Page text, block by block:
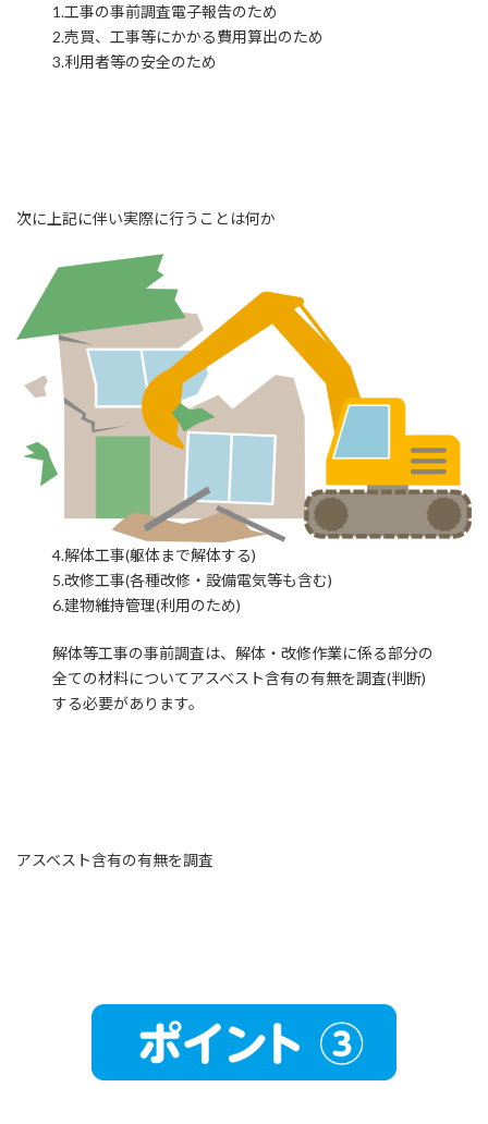
1.工事の事前調査電子報告のため
2.売買、工事等にかかる費用算出のため
3.利用者等の安全のため
次に上記に伴い実際に行うことは何か
4.解体工事(躯体まで解体する)
5.改修工事(各種改修・設備電気等も含む)
6.建物維持管理(利用のため)
解体等工事の事前調査は、解体・改修作業に係る部分の
全ての材料についてアスベスト含有の有無を調査(判断)
する必要があります。
アスベスト含有の有無を調査